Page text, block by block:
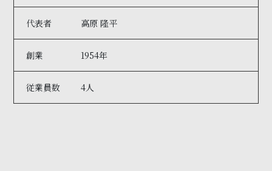
代表者 高原 隆平
創業 1954年
従業員数 4人